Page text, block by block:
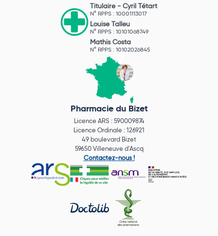
Titulaire - Cyril Tétart
N° RPPS : 10001113017
Louise Talleu
N° RPPS : 10101068749
Mathis Costa
N° RPPS : 10102026845
Pharmacie du Bizet
Licence ARS : 590009874
Licence Ordinale : 126921
49 boulevard Bizet
59650 Villeneuve d'Ascq
Contactez-nous !